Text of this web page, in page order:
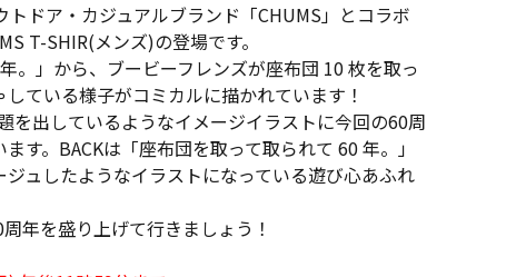
ドア・カジュアルブランド「CHUMS」とコラボ
T-SHIR(メンズ)の登場です。
。」から、ブービーフレンズが座布団 10 枚を取っ
ている様子がコミカルに描かれています！
を出しているようなイメージイラストに今回の60周
す。BACKは「座布団を取って取られて 60 年。」
ュしたようなイラストになっている遊び心あふれ
年を盛り上げて行きましょう！